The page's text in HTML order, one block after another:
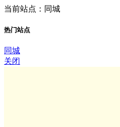
当前站点：同城
热门站点
同城
关闭